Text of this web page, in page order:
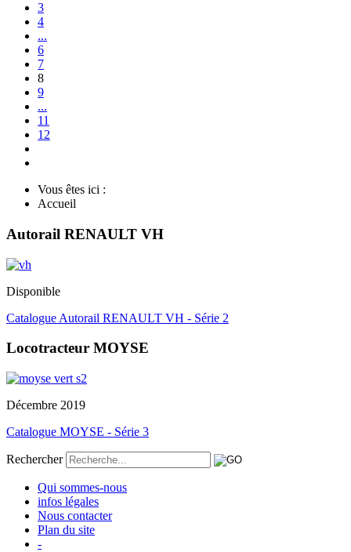
3
4
...
6
7
8
9
...
11
12
Vous êtes ici :
Accueil
Autorail RENAULT VH
Disponible
Catalogue Autorail RENAULT VH - Série 2
Locotracteur MOYSE
Décembre 2019
Catalogue MOYSE - Série 3
Rechercher
Qui sommes-nous
infos légales
Nous contacter
Plan du site
-